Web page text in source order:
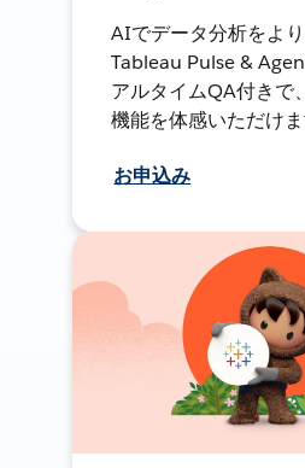
AIでデータ分析をより
Tableau Pulse &
アルタイムQA付きで
機能を体感いただけま
お申込み